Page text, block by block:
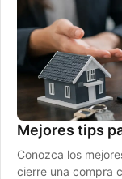
Mejores tips
Conozca los
cierre una compra